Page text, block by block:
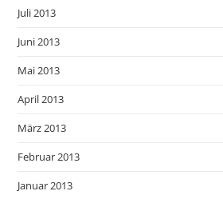
Juli 2013
Juni 2013
Mai 2013
April 2013
März 2013
Februar 2013
Januar 2013